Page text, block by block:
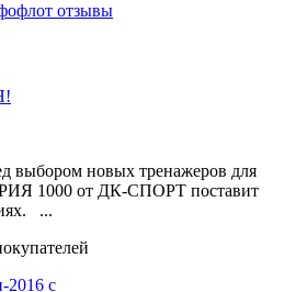
отзывы
выбором новых тренажеров для
1000 от ДК-СПОРТ поставит
...